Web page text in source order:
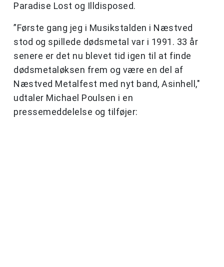
Paradise Lost og Illdisposed.
”Første gang jeg i Musikstalden i Næstved
stod og spillede dødsmetal var i 1991. 33 år
senere er det nu blevet tid igen til at finde
dødsmetaløksen frem og være en del af
Næstved Metalfest med nyt band, Asinhell,"
udtaler Michael Poulsen i en
pressemeddelelse og tilføjer: